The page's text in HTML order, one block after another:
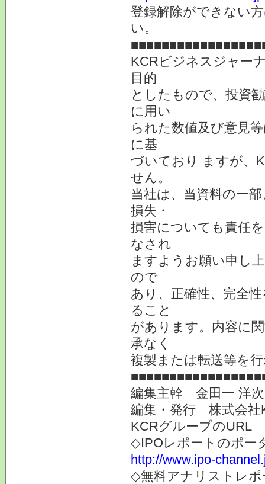
登録解除ができない
い。
KCRビジネスジャー
目的
としたもので、投資
に用い
られた数値及び意見
に基
づいており ますが、
せん。
当社は、当資料の一
損失・
損害についても責任
なされ
ますようお願い申し
ので
あり、正確性、完全
ること
があります。内容に
承なく
複製または転送等を
編集主幹 金田一 洋
編集・発行 株式会社
KCRグループのURL
◇IPOレポートのポー
http://www.ipo-
◇無料アナリストレ